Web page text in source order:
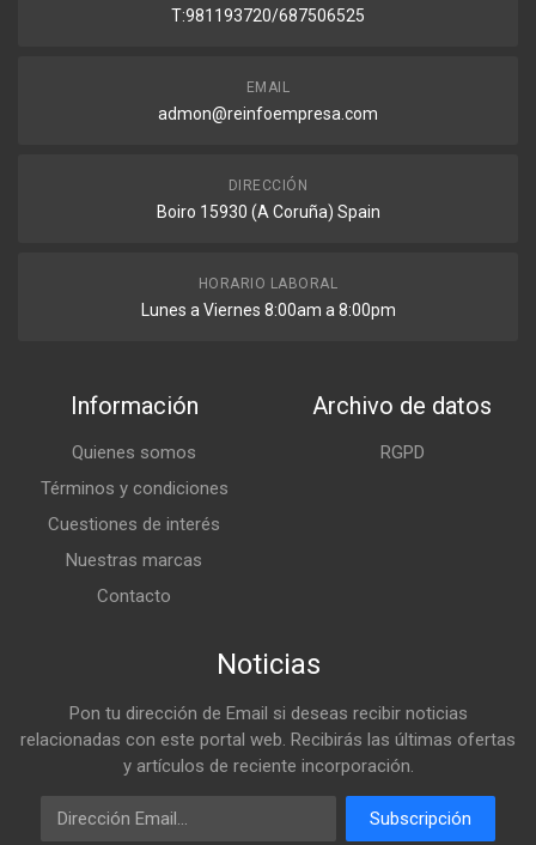
T:981193720/687506525
EMAIL
admon@reinfoempresa.com
DIRECCIÓN
Boiro 15930 (A Coruña) Spain
HORARIO LABORAL
Lunes a Viernes 8:00am a 8:00pm
Información
Quienes somos
Términos y condiciones
Cuestiones de interés
Nuestras marcas
Contacto
Archivo de datos
RGPD
Noticias
Pon tu dirección de Email si deseas recibir noticias
relacionadas con este portal web. Recibirás las últimas ofertas
y artículos de reciente incorporación.
Email
Subscripción